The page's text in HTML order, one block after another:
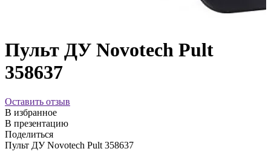
Пульт ДУ Novotech Pult
358637
Оставить отзыв
В избранное
В презентацию
Поделиться
Пульт ДУ Novotech Pult 358637